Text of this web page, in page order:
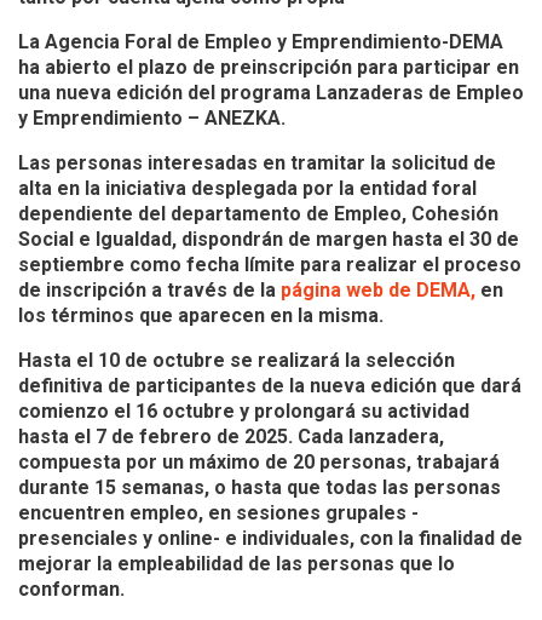
La Agencia Foral de Empleo y Emprendimiento-DEMA
ha abierto el plazo de preinscripción para participar en
una nueva edición del programa Lanzaderas de Empleo
y Emprendimiento – ANEZKA.
Las personas interesadas en tramitar la solicitud de
alta en la iniciativa desplegada por la entidad foral
dependiente del departamento de Empleo, Cohesión
Social e Igualdad, dispondrán de margen hasta el 30 de
septiembre como fecha límite para realizar el proceso
de inscripción a través de la página web de DEMA, en
los términos que aparecen en la misma.
Hasta el 10 de octubre se realizará la selección
definitiva de participantes de la nueva edición que dará
comienzo el 16 octubre y prolongará su actividad
hasta el 7 de febrero de 2025. Cada lanzadera,
compuesta por un máximo de 20 personas, trabajará
durante 15 semanas, o hasta que todas las personas
encuentren empleo, en sesiones grupales -
presenciales y online- e individuales, con la finalidad de
mejorar la empleabilidad de las personas que lo
conforman.